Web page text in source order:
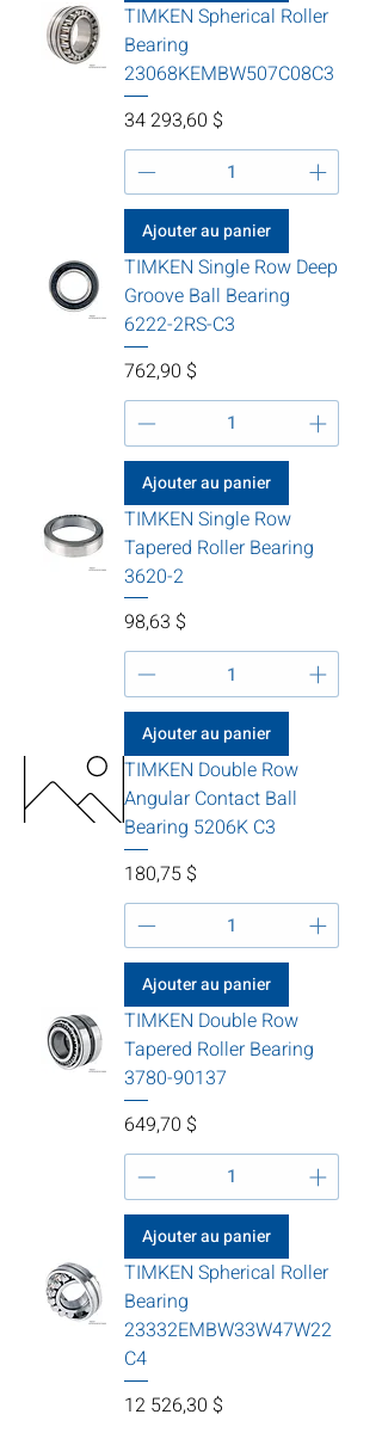
TIMKEN Spherical Roller
Bearing
23068KEMBW507C08C3
Prix
34 293,60 $
Ajouter au panier
TIMKEN Single Row Deep
Groove Ball Bearing
6222-2RS-C3
Prix
762,90 $
Ajouter au panier
TIMKEN Single Row
Tapered Roller Bearing
3620-2
Prix
98,63 $
Ajouter au panier
TIMKEN Double Row
Angular Contact Ball
Bearing 5206K C3
Prix
180,75 $
Ajouter au panier
TIMKEN Double Row
Tapered Roller Bearing
3780-90137
Prix
649,70 $
Ajouter au panier
TIMKEN Spherical Roller
Bearing
23332EMBW33W47W22
C4
Prix
12 526,30 $